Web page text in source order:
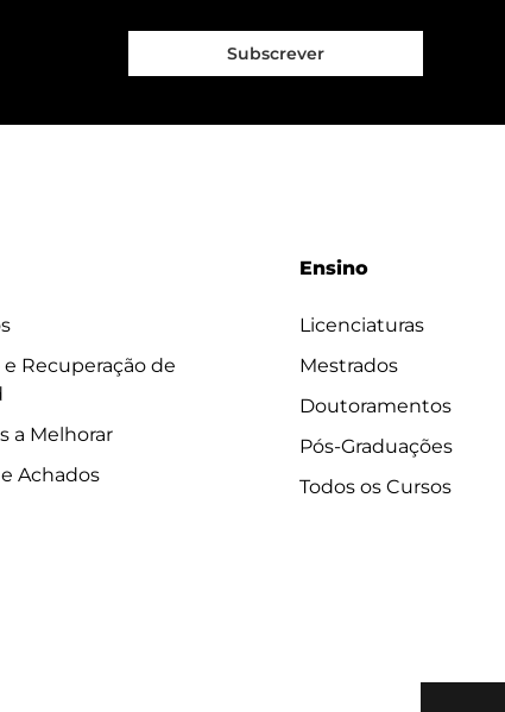
Subscrever
Recuperação de
a Melhorar
Achados
Ensino
Licenciaturas
Mestrados
Doutoramentos
Pós-Graduações
Todos os Cursos